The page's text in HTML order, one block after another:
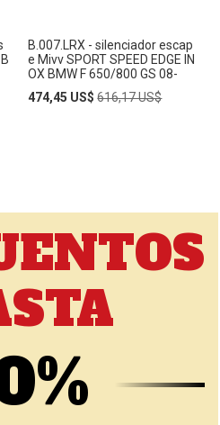
B.007.LRX - silenciador escap
e Mivv SPORT SPEED EDGE IN
OX BMW F 650/800 GS 08-
Special
474,45 US$ Regular
616,17 US$